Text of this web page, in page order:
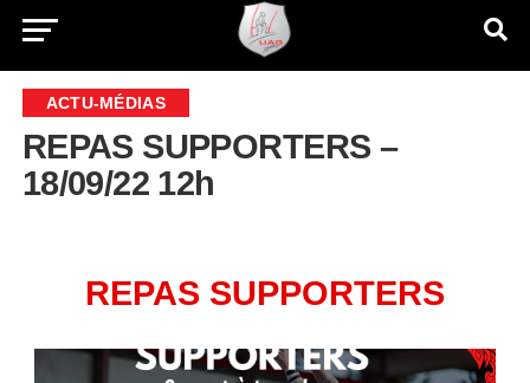
ACTU-MÉDIAS
REPAS SUPPORTERS –
18/09/22 12h
REPAS SUPPORTERS